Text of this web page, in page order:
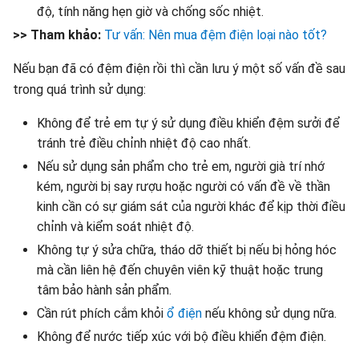
độ, tính năng hẹn giờ và chống sốc nhiệt.
>> Tham khảo: Tư vấn: Nên mua đệm điện loại nào tốt?
Nếu bạn đã có đệm điện rồi thì cần lưu ý một số vấn đề sau
trong quá trình sử dụng:
Không để trẻ em tự ý sử dụng điều khiển đệm sưởi để
tránh trẻ điều chỉnh nhiệt độ cao nhất.
Nếu sử dụng sản phẩm cho trẻ em, người già trí nhớ
kém, người bị say rượu hoặc người có vấn đề về thần
kinh cần có sự giám sát của người khác để kịp thời điều
chỉnh và kiểm soát nhiệt độ.
Không tự ý sửa chữa, tháo dỡ thiết bị nếu bị hỏng hóc
mà cần liên hệ đến chuyên viên kỹ thuật hoặc trung
tâm bảo hành sản phẩm.
Cần rút phích cắm khỏi ổ điện nếu không sử dụng nữa.
Không để nước tiếp xúc với bộ điều khiển đệm điện.